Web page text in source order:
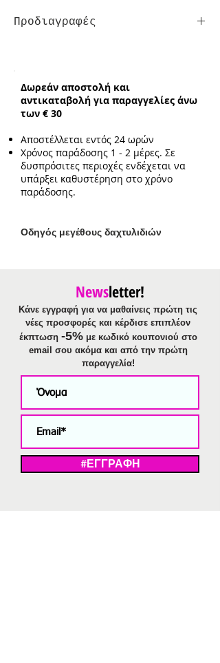
Προδιαγραφές
Ενδεικτικό μέγεθος
μενταγιόν:1.8cm*2cm
Δωρεάν αποστολή και
αντικαταβολή για παραγγελίες άνω
των € 30
Αποστέλλεται εντός 24 ωρών
Χρόνος παράδοσης 1 - 2 μέρες. Σε
δυσπρόσιτες περιοχές ενδέχεται να
υπάρξει καθυστέρηση στο χρόνο
παράδοσης.
Οδηγός μεγέθους δαχτυλιδιών
Newsletter!
Κάνε εγγραφή για να μαθαίνεις πρώτη τις
νέες προσφορές και κέρδισε επιπλέον
έκπτωση -5%με κωδικό κουπονιού στο
email σου ακόμα και από την πρώτη
παραγγελία!
#ΕΓΓΡΑΦΗ